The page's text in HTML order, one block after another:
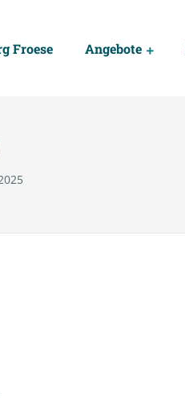
Froese Angebote